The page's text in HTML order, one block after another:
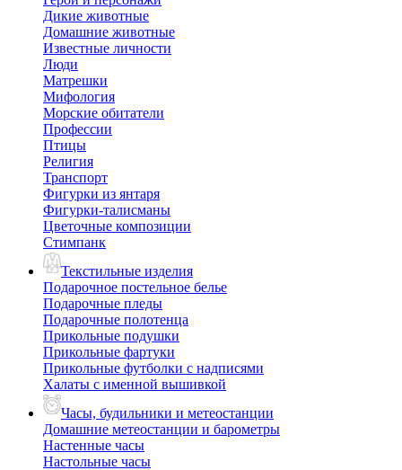
Дикие животные
Домашние животные
Известные личности
Люди
Матрешки
Мифология
Морские обитатели
Профессии
Птицы
Религия
Транспорт
Фигурки из янтаря
Фигурки-талисманы
Цветочные композиции
Стимпанк
Текстильные изделия
Подарочное постельное белье
Подарочные пледы
Подарочные полотенца
Прикольные подушки
Прикольные фартуки
Прикольные футболки с надписями
Халаты с именной вышивкой
Часы, будильники и метеостанции
Домашние метеостанции и барометры
Настенные часы
Настольные часы